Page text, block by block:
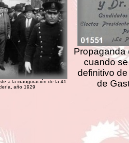
a la inauguración de la 41
año 1929
Propaganda
cuando
definitivo
de